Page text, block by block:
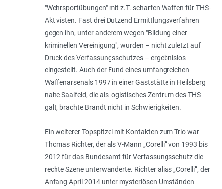
"Wehrsportübungen" mit z.T. scharfen Waffen für THS-
Aktivisten. Fast drei Dutzend Ermittlungsverfahren
gegen ihn, unter anderem wegen "Bildung einer
kriminellen Vereinigung", wurden – nicht zuletzt auf
Druck des Verfassungsschutzes – ergebnislos
eingestellt. Auch der Fund eines umfangreichen
Waffenarsenals 1997 in einer Gaststätte in Heilsberg
nahe Saalfeld, die als logistisches Zentrum des THS
galt, brachte Brandt nicht in Schwierigkeiten.
Ein weiterer Topspitzel mit Kontakten zum Trio war
Thomas Richter, der als V-Mann „Corelli” von 1993 bis
2012 für das Bundesamt für Verfassungsschutz die
rechte Szene unterwanderte. Richter alias „Corelli”, der
Anfang April 2014 unter mysteriösen Umständen